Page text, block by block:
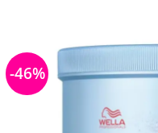
-46%